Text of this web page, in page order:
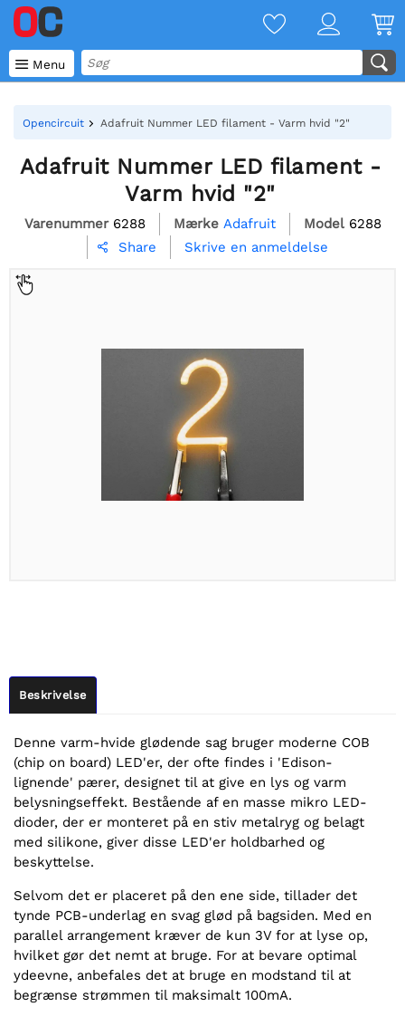
 Menu
Opencircuit Adafruit Nummer LED filament - Varm hvid "2"
Adafruit Nummer LED filament -
Varm hvid "2"
Varenummer 6288 Mærke Adafruit Model 6288
 Share Skrive en anmeldelse
Beskrivelse
Denne varm-hvide glødende sag bruger moderne COB
(chip on board) LED'er, der ofte findes i 'Edison-
lignende' pærer, designet til at give en lys og varm
belysningseffekt. Bestående af en masse mikro LED-
dioder, der er monteret på en stiv metalryg og belagt
med silikone, giver disse LED'er holdbarhed og
beskyttelse.
Selvom det er placeret på den ene side, tillader det
tynde PCB-underlag en svag glød på bagsiden. Med en
parallel arrangement kræver de kun 3V for at lyse op,
hvilket gør det nemt at bruge. For at bevare optimal
ydeevne, anbefales det at bruge en modstand til at
begrænse strømmen til maksimalt 100mA.